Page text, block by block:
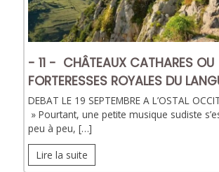
- 11 - CHÂTEAUX CATHARES OU
FORTERESSES ROYALES DU
DEBAT LE 19 SEPTEMBRE A L’OSTAL
» Pourtant, une petite musique sudiste
peu à peu, […]
Lire la suite